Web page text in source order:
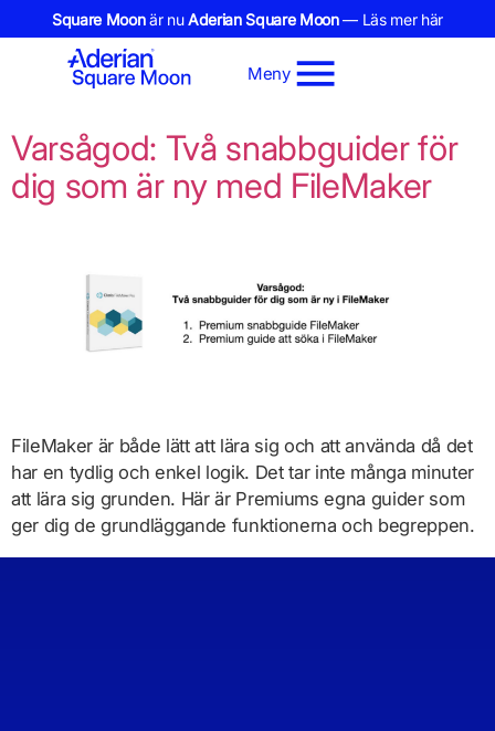
Square Moonär nuAderian Square Moon— Läs mer här
Meny
Varsågod: Två snabbguider för
dig som är ny med FileMaker
FileMaker är både lätt att lära sig och att använda då det
har en tydlig och enkel logik. Det tar inte många minuter
att lära sig grunden. Här är Premiums egna guider som
ger dig de grundläggande funktionerna och begreppen.